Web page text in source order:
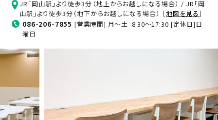
JR「岡山駅」より徒歩3分（地上からお越しになる場合） / JR「岡
山駅」より徒歩3分（地下からお越しになる場合） ［地図を見る］
086-206-7855 [営業時間] 月～土 8:30～17:30 [定休日]日
曜日